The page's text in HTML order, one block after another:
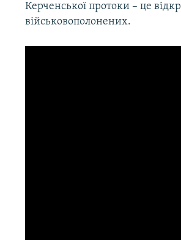
Керченської протоки – це
військовополонених.​